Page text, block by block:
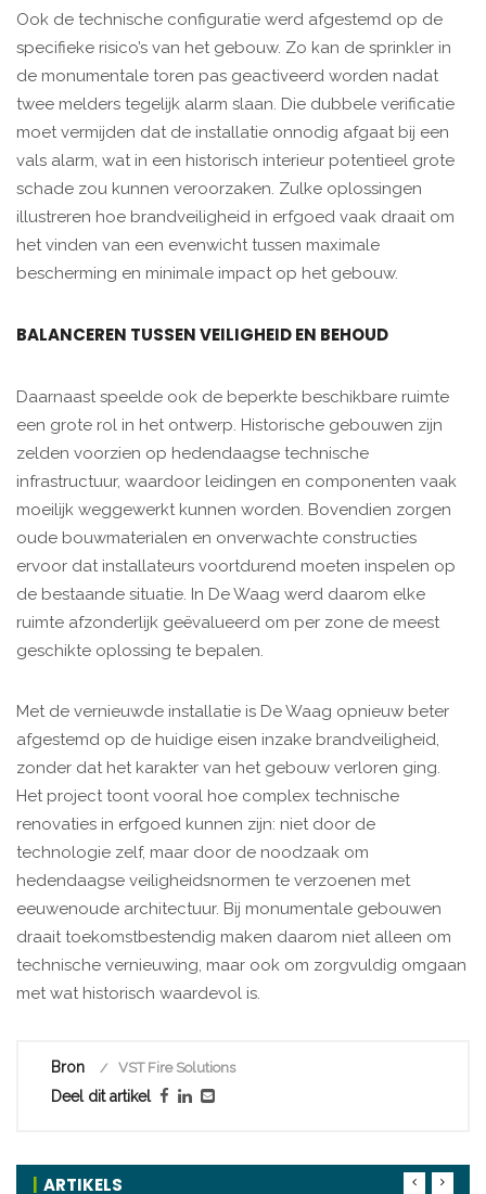
Ook de technische configuratie werd afgestemd op de
specifieke risico’s van het gebouw. Zo kan de sprinkler in
de monumentale toren pas geactiveerd worden nadat
twee melders tegelijk alarm slaan. Die dubbele verificatie
moet vermijden dat de installatie onnodig afgaat bij een
vals alarm, wat in een historisch interieur potentieel grote
schade zou kunnen veroorzaken. Zulke oplossingen
illustreren hoe brandveiligheid in erfgoed vaak draait om
het vinden van een evenwicht tussen maximale
bescherming en minimale impact op het gebouw.
BALANCEREN TUSSEN VEILIGHEID EN BEHOUD
Daarnaast speelde ook de beperkte beschikbare ruimte
een grote rol in het ontwerp. Historische gebouwen zijn
zelden voorzien op hedendaagse technische
infrastructuur, waardoor leidingen en componenten vaak
moeilijk weggewerkt kunnen worden. Bovendien zorgen
oude bouwmaterialen en onverwachte constructies
ervoor dat installateurs voortdurend moeten inspelen op
de bestaande situatie. In De Waag werd daarom elke
ruimte afzonderlijk geëvalueerd om per zone de meest
geschikte oplossing te bepalen.
Met de vernieuwde installatie is De Waag opnieuw beter
afgestemd op de huidige eisen inzake brandveiligheid,
zonder dat het karakter van het gebouw verloren ging.
Het project toont vooral hoe complex technische
renovaties in erfgoed kunnen zijn: niet door de
technologie zelf, maar door de noodzaak om
hedendaagse veiligheidsnormen te verzoenen met
eeuwenoude architectuur. Bij monumentale gebouwen
draait toekomstbestendig maken daarom niet alleen om
technische vernieuwing, maar ook om zorgvuldig omgaan
met wat historisch waardevol is.
Bron VST Fire Solutions
Deel dit artikel
ARTIKELS